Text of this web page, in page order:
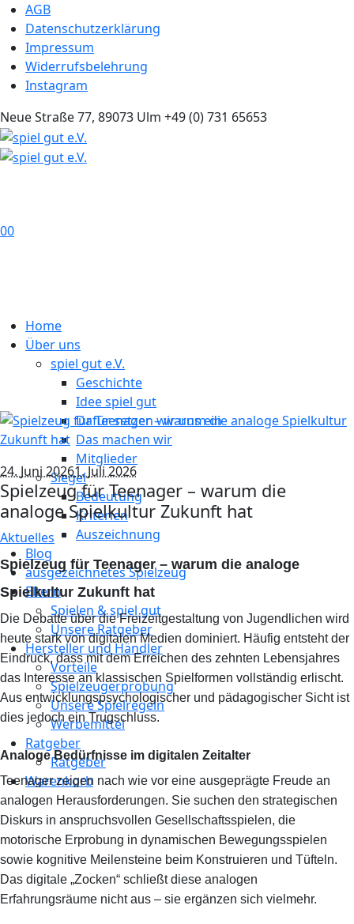
AGB
Datenschutzerklärung
Impressum
Widerrufsbelehrung
Instagram
Neue Straße 77, 89073 Ulm +49 (0) 731 65653
00
Home
Über uns
spiel gut e.V.
Geschichte
Idee spiel gut
Dafür setzen wir uns ein
Das machen wir
Mitglieder
Siegel
Bedeutung
Kriterien
Auszeichnung
Blog
ausgezeichnetes Spielzeug
Eltern
Spielen & spiel gut
Unsere Ratgeber
Hersteller und Händler
Vorteile
Spielzeugerprobung
Unsere Spielregeln
Werbemittel
Ratgeber
Ratgeber
Warenkorb
24. Juni 20261. Juli 2026
Spielzeug für Teenager – warum die
analoge Spielkultur Zukunft hat
Aktuelles
Spielzeug für Teenager – warum die analoge
Spielkultur Zukunft hat
Die Debatte über die Freizeitgestaltung von Jugendlichen wird
heute stark von digitalen Medien dominiert. Häufig entsteht der
Eindruck, dass mit dem Erreichen des zehnten Lebensjahres
das Interesse an klassischen Spielformen vollständig erlischt.
Aus entwicklungspsychologischer und pädagogischer Sicht ist
dies jedoch ein Trugschluss.
Analoge Bedürfnisse im digitalen Zeitalter
Teenager zeigen nach wie vor eine ausgeprägte Freude an
analogen Herausforderungen. Sie suchen den strategischen
Diskurs in anspruchsvollen Gesellschaftsspielen, die
motorische Erprobung in dynamischen Bewegungsspielen
sowie kognitive Meilensteine beim Konstruieren und Tüfteln.
Das digitale „Zocken“ schließt diese analogen
Erfahrungsräume nicht aus – sie ergänzen sich vielmehr.